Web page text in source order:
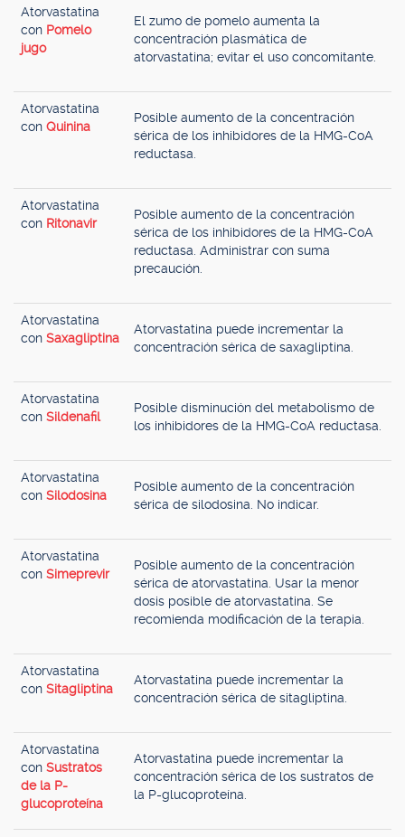
Atorvastatina
con Pomelo
jugo
El zumo de pomelo aumenta la
concentración plasmática de
atorvastatina; evitar el uso concomitante.
Atorvastatina
con Quinina
Posible aumento de la concentración
sérica de los inhibidores de la HMG-CoA
reductasa.
Atorvastatina
con Ritonavir
Posible aumento de la concentración
sérica de los inhibidores de la HMG-CoA
reductasa. Administrar con suma
precaución.
Atorvastatina
con Saxagliptina
Atorvastatina puede incrementar la
concentración sérica de saxagliptina.
Atorvastatina
con Sildenafil
Posible disminución del metabolismo de
los inhibidores de la HMG-CoA reductasa.
Atorvastatina
con Silodosina
Posible aumento de la concentración
sérica de silodosina. No indicar.
Atorvastatina
con Simeprevir
Posible aumento de la concentración
sérica de atorvastatina. Usar la menor
dosis posible de atorvastatina. Se
recomienda modificación de la terapia.
Atorvastatina
con Sitagliptina
Atorvastatina puede incrementar la
concentración sérica de sitagliptina.
Atorvastatina
con Sustratos
de la P-
glucoproteína
Atorvastatina puede incrementar la
concentración sérica de los sustratos de
la P-glucoproteína.